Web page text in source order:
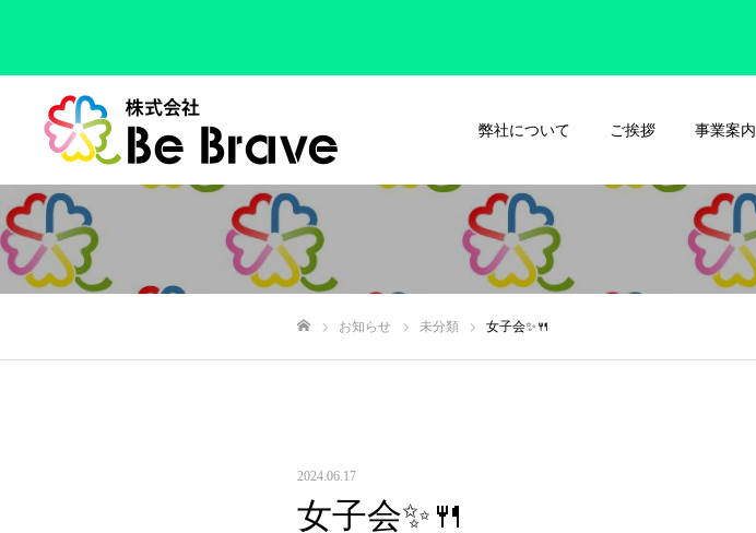
弊社について ご挨拶 事業案内
お知らせ 未分類 女子会✨🍴
2024.06.17
女子会✨🍴